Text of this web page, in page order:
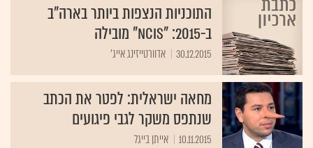
התוכניות הנצפות ביותר בארה"ב
ב-2015: "NCIS" מובילה
30.12.2015 אדוורטייזינג אייג'
מחאה ישראלית: לפטר את הכתב
שנתפס משקר לגבי פיגועים
10.11.2015 אייתן בייגל